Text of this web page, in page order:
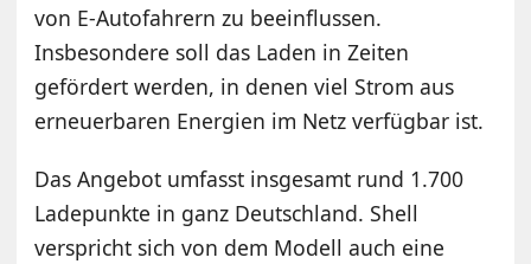
von E-Autofahrern zu beeinflussen.
Insbesondere soll das Laden in Zeiten
gefördert werden, in denen viel Strom aus
erneuerbaren Energien im Netz verfügbar ist.
Das Angebot umfasst insgesamt rund 1.700
Ladepunkte in ganz Deutschland. Shell
verspricht sich von dem Modell auch eine